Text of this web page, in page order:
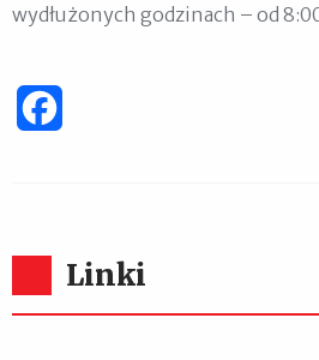
wydłużonych godzinach – od
Linki